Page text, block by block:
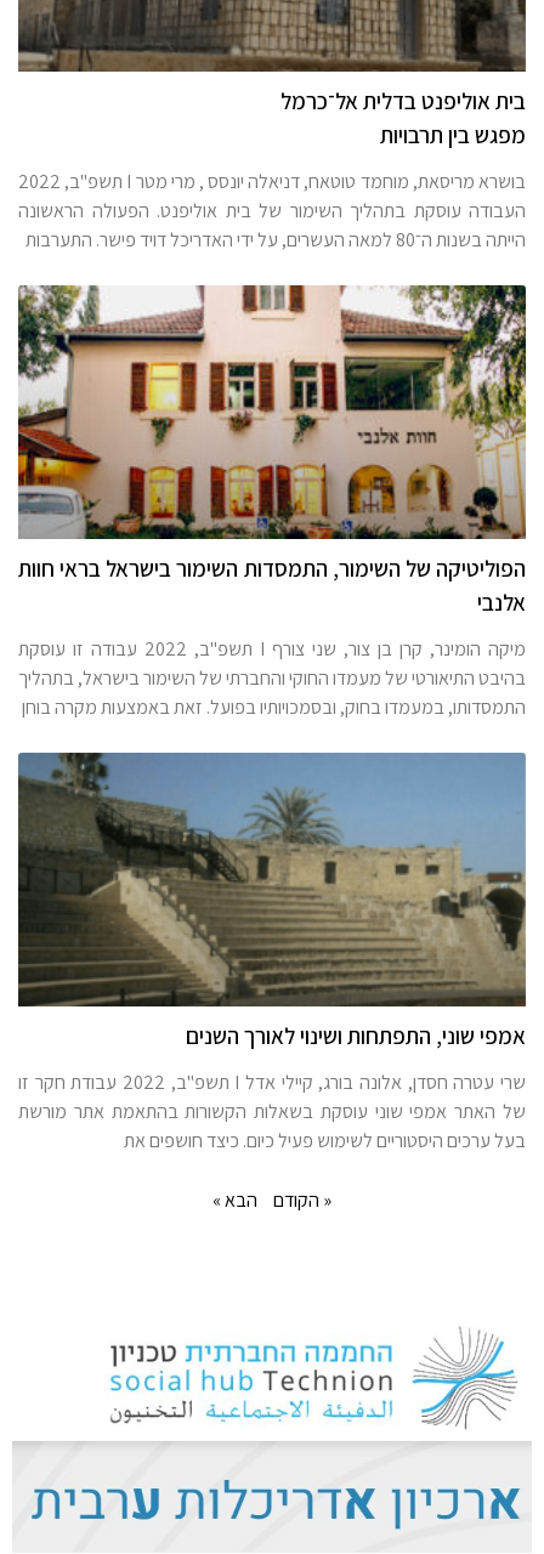
בית אוליפנט בדלית אל־כרמל
מפגש בין תרבויות
בושרא מריסאת, מוחמד טוטאח, דניאלה יונסס , מרי מטר I תשפ"ב, 2022
העבודה עוסקת בתהליך השימור של בית אוליפנט. הפעולה הראשונה
הייתה בשנות ה־80 למאה העשרים, על ידי האדריכל דויד פישר. התערבות
הפוליטיקה של השימור, התמסדות השימור בישראל בראי חוות
אלנבי
מיקה הומינר, קרן בן צור, שני צורף I תשפ"ב, 2022 עבודה זו עוסקת
בהיבט התיאורטי של מעמדו החוקי והחברתי של השימור בישראל, בתהליך
התמסדותו, במעמדו בחוק, ובסמכויותיו בפועל. זאת באמצעות מקרה בוחן
אמפי שוני, התפתחות ושינוי לאורך השנים
שרי עטרה חסדן, אלונה בורג, קיילי אדל I תשפ"ב, 2022 עבודת חקר זו
של האתר אמפי שוני עוסקת בשאלות הקשורות בהתאמת אתר מורשת
בעל ערכים היסטוריים לשימוש פעיל כיום. כיצד חושפים את
« הקודם הבא »